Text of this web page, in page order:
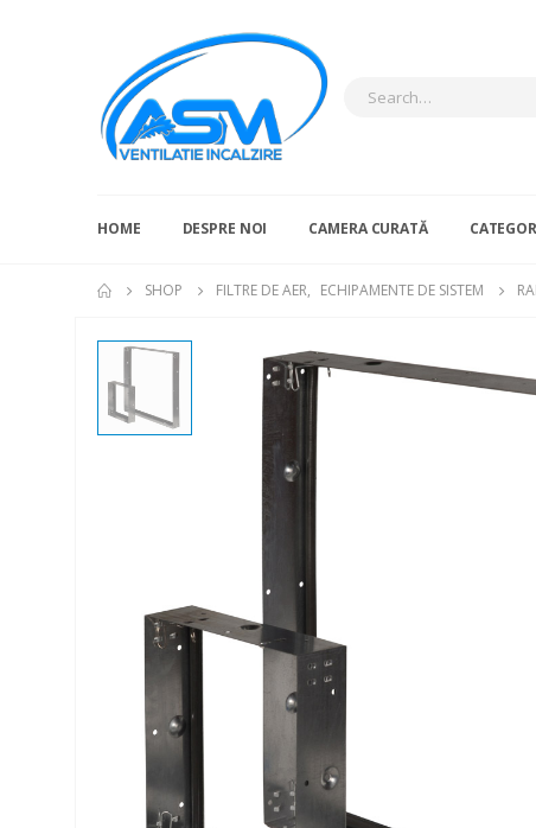
HOME DESPRE NOI CAMERA CURATĂ
SHOP FILTRE DE AER, ECHIPAMENTE DE SISTEM